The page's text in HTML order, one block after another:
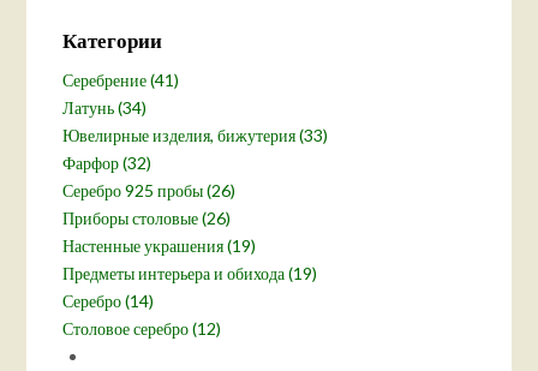
Категории
Серебрение (41)
Латунь (34)
Ювелирные изделия, бижутерия (33)
Фарфор (32)
Серебро 925 пробы (26)
Приборы столовые (26)
Настенные украшения (19)
Предметы интерьера и обихода (19)
Серебро (14)
Столовое серебро (12)